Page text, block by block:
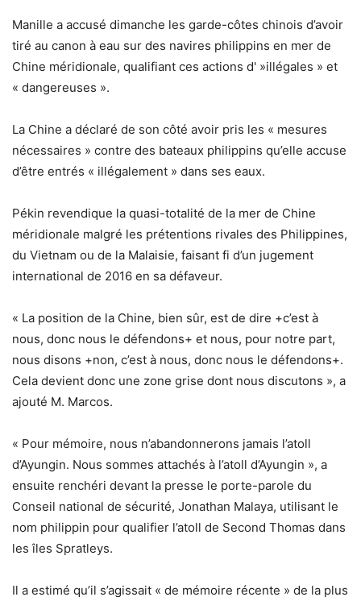
Manille a accusé dimanche les garde-côtes chinois d’avoir
tiré au canon à eau sur des navires philippins en mer de
Chine méridionale, qualifiant ces actions d' »illégales » et
« dangereuses ».
La Chine a déclaré de son côté avoir pris les « mesures
nécessaires » contre des bateaux philippins qu’elle accuse
d’être entrés « illégalement » dans ses eaux.
Pékin revendique la quasi-totalité de la mer de Chine
méridionale malgré les prétentions rivales des Philippines,
du Vietnam ou de la Malaisie, faisant fi d’un jugement
international de 2016 en sa défaveur.
« La position de la Chine, bien sûr, est de dire +c’est à
nous, donc nous le défendons+ et nous, pour notre part,
nous disons +non, c’est à nous, donc nous le défendons+.
Cela devient donc une zone grise dont nous discutons », a
ajouté M. Marcos.
« Pour mémoire, nous n’abandonnerons jamais l’atoll
d’Ayungin. Nous sommes attachés à l’atoll d’Ayungin », a
ensuite renchéri devant la presse le porte-parole du
Conseil national de sécurité, Jonathan Malaya, utilisant le
nom philippin pour qualifier l’atoll de Second Thomas dans
les îles Spratleys.
Il a estimé qu’il s’agissait « de mémoire récente » de la plus